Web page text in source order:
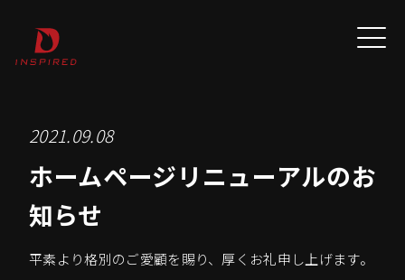
2021.09.08
ホームページリニューアルのお
知らせ
平素より格別のご愛顧を賜り、厚くお礼申し上げます。